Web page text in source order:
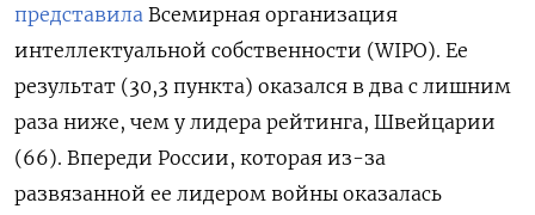
представила Всемирная организация
интеллектуальной собственности (WIPO). Ее
результат (30,3 пункта) оказался в два с лишним
раза ниже, чем у лидера рейтинга, Швейцарии
(66). Впереди России, которая из-за
развязанной ее лидером войны оказалась